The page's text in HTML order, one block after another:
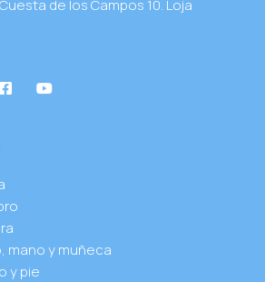
de los Campos 10. Loja
mano y muñeca
y pie